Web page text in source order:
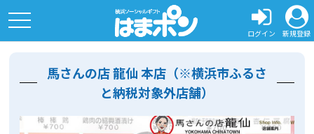
ログイン 新規登録
toggle
navigation
馬さんの店 龍仙 本店（※横浜市ふるさ
と納税対象外店舗）